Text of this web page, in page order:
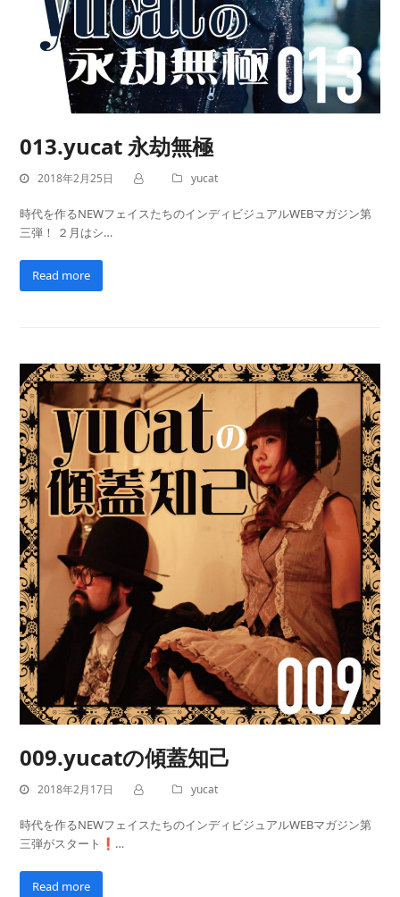
013.yucat 永劫無極
2018年2月25日 yucat
時代を作るNEWフェイスたちのインディビジュアルWEBマガジン第
三弾！ ２月はシ…
Read more
009.yucatの傾蓋知己
2018年2月17日 yucat
時代を作るNEWフェイスたちのインディビジュアルWEBマガジン第
三弾がスタート❗…
Read more